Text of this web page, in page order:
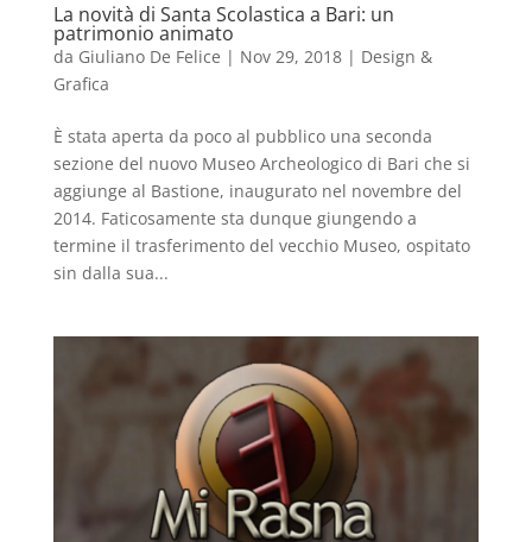
La novità di Santa Scolastica a Bari: un
patrimonio animato
da Giuliano De Felice | Nov 29, 2018| Design &
Grafica
È stata aperta da poco al pubblico una seconda
sezione del nuovo Museo Archeologico di Bari che si
aggiunge al Bastione, inaugurato nel novembre del
2014. Faticosamente sta dunque giungendo a
termine il trasferimento del vecchio Museo, ospitato
sin dalla sua...